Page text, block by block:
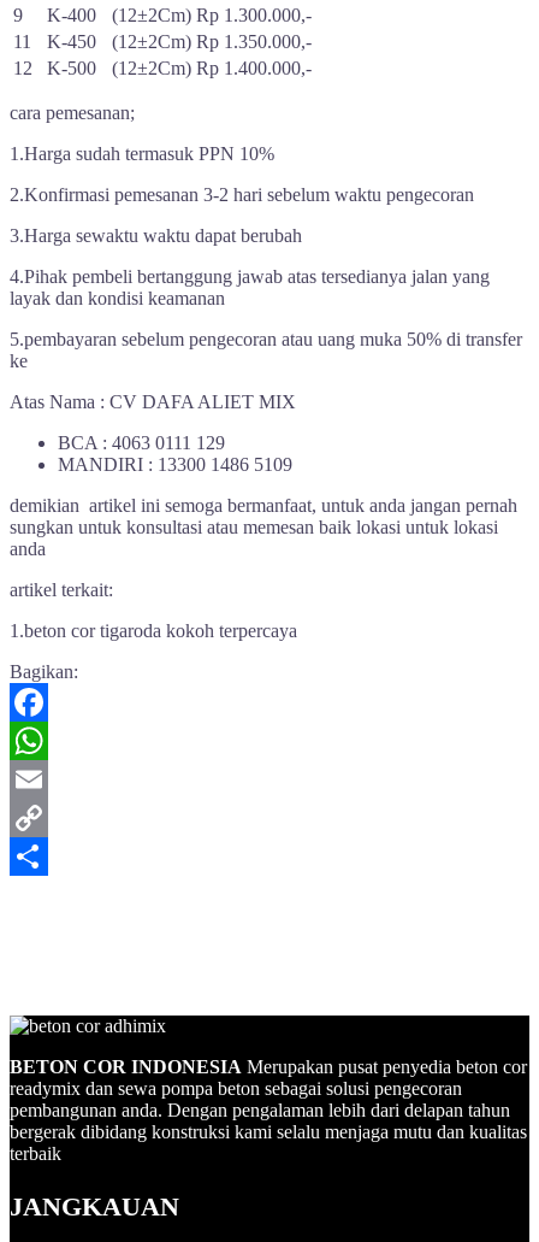
9
K-400 (12±2Cm) Rp 1.300.000,-
11
K-450 (12±2Cm) Rp 1.350.000,-
12
K-500 (12±2Cm) Rp 1.400.000,-
cara pemesanan;
1.Harga sudah termasuk PPN 10%
2.Konfirmasi pemesanan 3-2 hari sebelum waktu pengecoran
3.Harga sewaktu waktu dapat berubah
4.Pihak pembeli bertanggung jawab atas tersedianya jalan yang
layak dan kondisi keamanan
5.pembayaran sebelum pengecoran atau uang muka 50% di transfer
ke
Atas Nama : CV DAFA ALIET MIX
BCA : 4063 0111 129
MANDIRI : 13300 1486 5109
demikian artikel ini semoga bermanfaat, untuk anda jangan pernah
sungkan untuk konsultasi atau memesan baik lokasi untuk lokasi
anda
artikel terkait:
1.beton cor tigaroda kokoh terpercaya
Bagikan:
Facebook
WhatsApp
Email
Copy
BETON COR INDONESIA Merupakan pusat penyedia beton cor
readymix dan sewa pompa beton sebagai solusi pengecoran
pembangunan anda. Dengan pengalaman lebih dari delapan tahun
bergerak dibidang konstruksi kami selalu menjaga mutu dan kualitas
terbaik
JANGKAUAN